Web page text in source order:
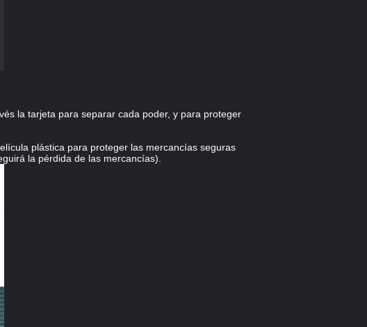
la tarjeta para separar cada poder, y para proteger
plástica para proteger las mercancías seguras
la pérdida de las mercancías).